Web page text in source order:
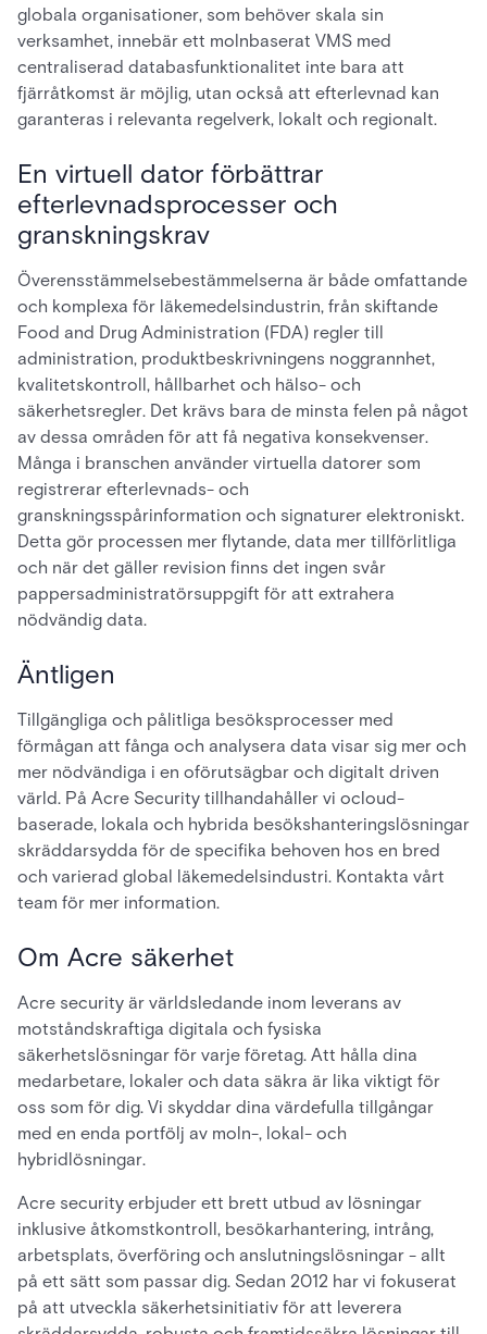
globala organisationer, som behöver skala sin
verksamhet, innebär ett molnbaserat VMS med
centraliserad databasfunktionalitet inte bara att
fjärråtkomst är möjlig, utan också att efterlevnad kan
garanteras i relevanta regelverk, lokalt och regionalt.
En virtuell dator förbättrar
efterlevnadsprocesser och
granskningskrav
Överensstämmelsebestämmelserna är både omfattande
och komplexa för läkemedelsindustrin, från skiftande
Food and Drug Administration (FDA) regler till
administration, produktbeskrivningens noggrannhet,
kvalitetskontroll, hållbarhet och hälso- och
säkerhetsregler. Det krävs bara de minsta felen på något
av dessa områden för att få negativa konsekvenser.
Många i branschen använder virtuella datorer som
registrerar efterlevnads- och
granskningsspårinformation och signaturer elektroniskt.
Detta gör processen mer flytande, data mer tillförlitliga
och när det gäller revision finns det ingen svår
pappersadministratörsuppgift för att extrahera
nödvändig data.
Äntligen
Tillgängliga och pålitliga besöksprocesser med
förmågan att fånga och analysera data visar sig mer och
mer nödvändiga i en oförutsägbar och digitalt driven
värld. På Acre Security tillhandahåller vi ocloud-
baserade, lokala och hybrida besökshanteringslösningar
skräddarsydda för de specifika behoven hos en bred
och varierad global läkemedelsindustri. Kontakta vårt
team för mer information.
Om Acre säkerhet
Acre security är världsledande inom leverans av
motståndskraftiga digitala och fysiska
säkerhetslösningar för varje företag. Att hålla dina
medarbetare, lokaler och data säkra är lika viktigt för
oss som för dig. Vi skyddar dina värdefulla tillgångar
med en enda portfölj av moln-, lokal- och
hybridlösningar.
Acre security erbjuder ett brett utbud av lösningar
inklusive åtkomstkontroll, besökarhantering, intrång,
arbetsplats, överföring och anslutningslösningar - allt
på ett sätt som passar dig. Sedan 2012 har vi fokuserat
på att utveckla säkerhetsinitiativ för att leverera